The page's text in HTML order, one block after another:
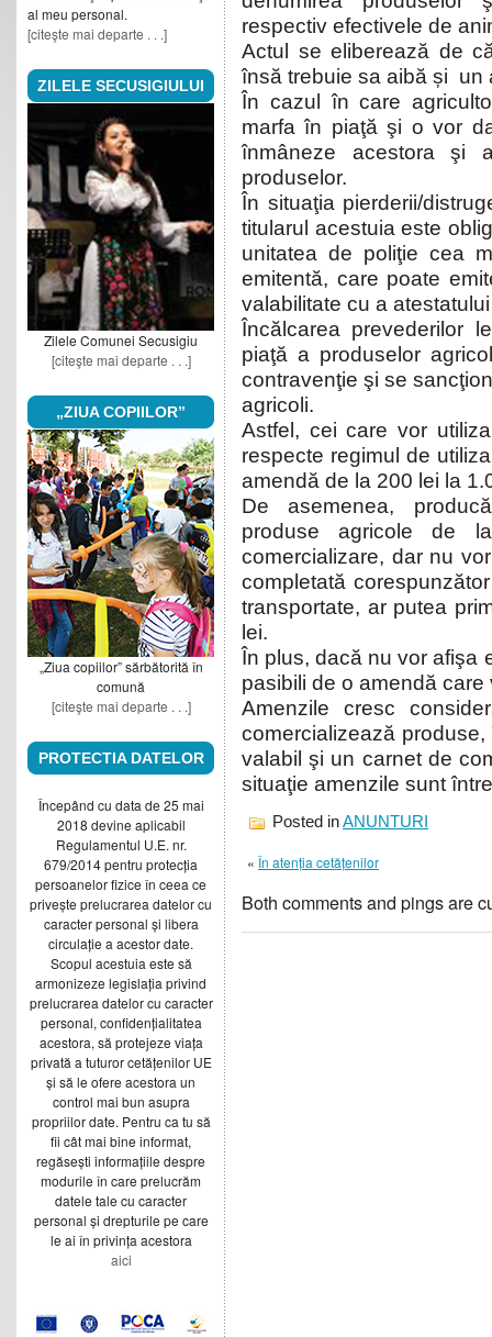
al meu personal.
[citeşte mai departe . . .]
ZILELE SECUSIGIULUI
Zilele Comunei Secusigiu
[citeşte mai departe . . .]
„ZIUA COPIILOR”
„Ziua copiilor” sărbătorită în
comună
[citeşte mai departe . . .]
PROTECTIA DATELOR
Începând cu data de 25 mai
2018 devine aplicabil
Regulamentul U.E. nr.
679/2014 pentru protecția
persoanelor fizice în ceea ce
privește prelucrarea datelor cu
caracter personal și libera
circulație a acestor date.
Scopul acestuia este să
armonizeze legislația privind
prelucrarea datelor cu caracter
personal, confidențialitatea
acestora, să protejeze viața
privată a tuturor cetățenilor UE
și să le ofere acestora un
control mai bun asupra
propriilor date. Pentru ca tu să
fii cât mai bine informat,
regăsești informațiile despre
modurile în care prelucrăm
datele tale cu caracter
personal și drepturile pe care
le ai în privința acestora
aici
respectiv efectivele de
Actul se eliberează de
însă trebuie sa aibă și un
În cazul în care
marfa în piaţă şi o vor
înmâneze acestora şi
produselor.
În situaţia pierderii/
titularul acestuia este
unitatea de poliţie cea
emitentă, care poate
valabilitate cu a
Încălcarea prevederilor
piaţă a produselor
contravenţie şi se
agricoli.
Astfel, cei care vor
respecte regimul de
amendă de la 200 lei la
De asemenea,
produse agricole de
comercializare, dar nu
completată
transportate, ar putea
lei.
În plus, dacă nu vor afişa
pasibili de o amendă
Amenzile cresc
comercializează
valabil şi un carnet de
situaţie amenzile sunt
Posted inANUNTURI
« În atenția cetățenilor
Both comments and pings are